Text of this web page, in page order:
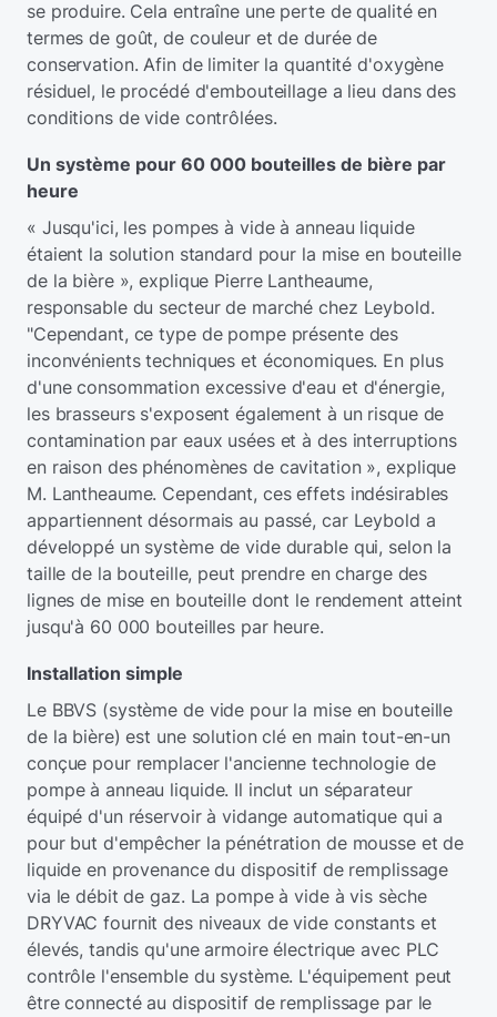
se produire. Cela entraîne une perte de qualité en
termes de goût, de couleur et de durée de
conservation. Afin de limiter la quantité d'oxygène
résiduel, le procédé d'embouteillage a lieu dans des
conditions de vide contrôlées.
Un système pour 60 000 bouteilles de bière par
heure
« Jusqu'ici, les pompes à vide à anneau liquide
étaient la solution standard pour la mise en bouteille
de la bière », explique Pierre Lantheaume,
responsable du secteur de marché chez Leybold.
"Cependant, ce type de pompe présente des
inconvénients techniques et économiques. En plus
d'une consommation excessive d'eau et d'énergie,
les brasseurs s'exposent également à un risque de
contamination par eaux usées et à des interruptions
en raison des phénomènes de cavitation », explique
M. Lantheaume. Cependant, ces effets indésirables
appartiennent désormais au passé, car Leybold a
développé un système de vide durable qui, selon la
taille de la bouteille, peut prendre en charge des
lignes de mise en bouteille dont le rendement atteint
jusqu'à 60 000 bouteilles par heure.
Installation simple
Le BBVS (système de vide pour la mise en bouteille
de la bière) est une solution clé en main tout-en-un
conçue pour remplacer l'ancienne technologie de
pompe à anneau liquide. Il inclut un séparateur
équipé d'un réservoir à vidange automatique qui a
pour but d'empêcher la pénétration de mousse et de
liquide en provenance du dispositif de remplissage
via le débit de gaz. La pompe à vide à vis sèche
DRYVAC fournit des niveaux de vide constants et
élevés, tandis qu'une armoire électrique avec PLC
contrôle l'ensemble du système. L'équipement peut
être connecté au dispositif de remplissage par le